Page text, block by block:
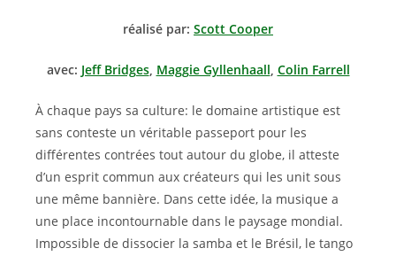
réalisé par: Scott Cooper
avec: Jeff Bridges, Maggie Gyllenhaall, Colin Farrell
À chaque pays sa culture: le domaine artistique est
sans conteste un véritable passeport pour les
différentes contrées tout autour du globe, il atteste
d’un esprit commun aux créateurs qui les unit sous
une même bannière. Dans cette idée, la musique a
une place incontournable dans le paysage mondial.
Impossible de dissocier la samba et le Brésil, le tango